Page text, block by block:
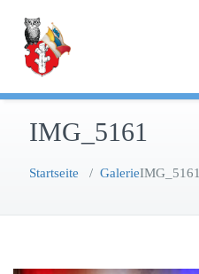
springen
IMG_5161
Startseite / GalerieIMG_5161